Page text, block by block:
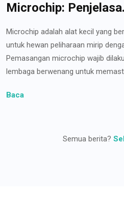
Microchip:
Microchip adalah alat kecil yang
untuk hewan peliharaan mirip
Pemasangan microchip wajib
lembaga berwenang untuk
Baca
Semua berita?